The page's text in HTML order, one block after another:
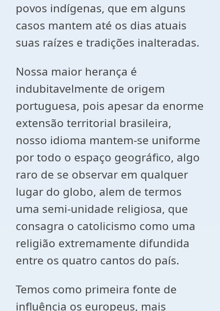
povos indígenas, que em alguns
casos mantem até os dias atuais
suas raízes e tradições inalteradas.
Nossa maior herança é
indubitavelmente de origem
portuguesa, pois apesar da enorme
extensão territorial brasileira,
nosso idioma mantem-se uniforme
por todo o espaço geográfico, algo
raro de se observar em qualquer
lugar do globo, alem de termos
uma semi-unidade religiosa, que
consagra o catolicismo como uma
religião extremamente difundida
entre os quatro cantos do país.
Temos como primeira fonte de
influência os europeus, mais